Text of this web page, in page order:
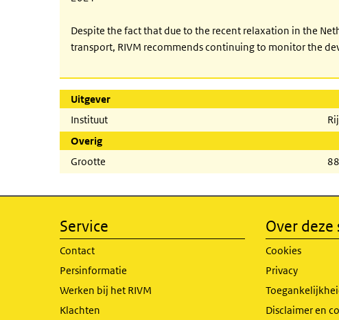
Despite the fact that due to the recent relaxation in the
transport, RIVM recommends continuing to monitor the
Uitgever
Instituut
Overig
Grootte
Service
Contact
Persinformatie
Werken bij het RIVM
Klachten
Over deze
Cookies
Privacy
Disclaimer en